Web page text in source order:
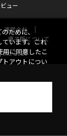
ュー
運営会社
電子版について
Inc. 2026
ために、
ています。これ
用に同意したこ
トアウトについ